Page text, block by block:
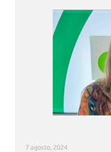
7 agosto, 2024